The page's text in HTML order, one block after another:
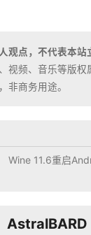
观点，不代表本站
视频、音乐等版权
非商务用途。
Wine 11.6重启
AstralBARD